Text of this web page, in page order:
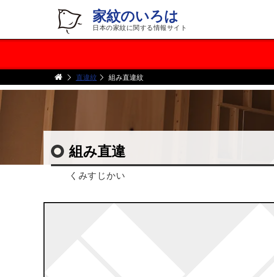
家紋のいろは
日本の家紋に関する情報サイト
直違紋 組み直違紋
組み直違
くみすじかい